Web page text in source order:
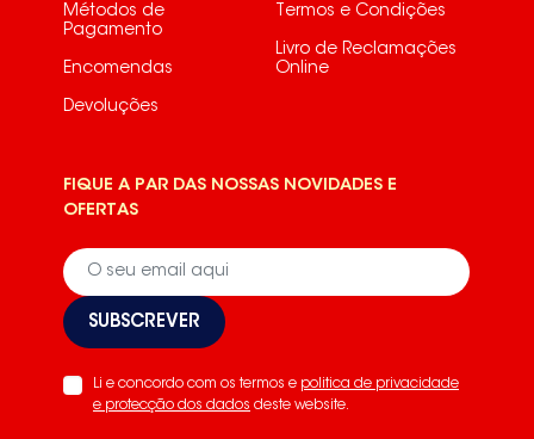
Métodos de
Pagamento
Encomendas
Devoluções
Termos e Condições
Livro de Reclamações
Online
FIQUE A PAR DAS NOSSAS NOVIDADES E
OFERTAS
SUBSCREVER
Li e concordo com os termos e politica de privacidade
e protecção dos dados deste website.